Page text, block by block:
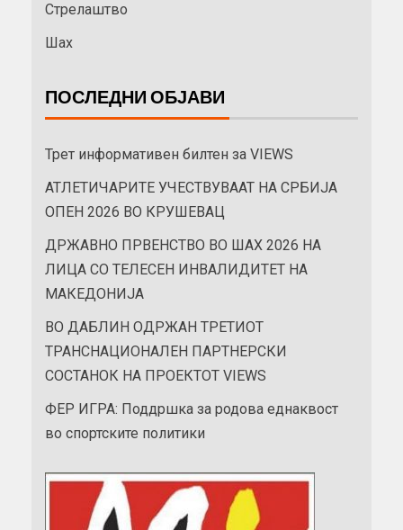
Стрелаштво
Шах
ПОСЛЕДНИ ОБЈАВИ
Трет информативен билтен за VIEWS
АТЛЕТИЧАРИТЕ УЧЕСТВУВААТ НА СРБИЈА
ОПЕН 2026 ВО КРУШЕВАЦ
ДРЖАВНО ПРВЕНСТВО ВО ШАХ 2026 НА
ЛИЦА СО ТЕЛЕСЕН ИНВАЛИДИТЕТ НА
МАКЕДОНИЈА
ВО ДАБЛИН ОДРЖАН ТРЕТИОТ
ТРАНСНАЦИОНАЛЕН ПАРТНЕРСКИ
СОСТАНОК НА ПРОЕКТОТ VIEWS
ФЕР ИГРА: Поддршка за родова еднаквост
во спортските политики